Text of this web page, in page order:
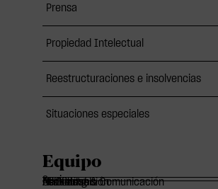
Prensa
Propiedad Intelectual
Reestructuraciones e insolvencias
Situaciones especiales
Equipo
Socios
Of Counsels
Asociados
Marketing & Comunicación
Administración